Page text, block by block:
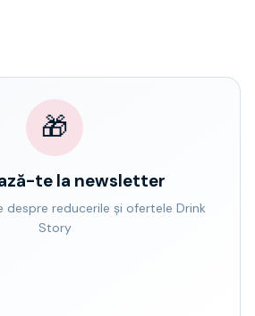
🎁
te la newsletter
despre reducerile și ofertele Drink
Story